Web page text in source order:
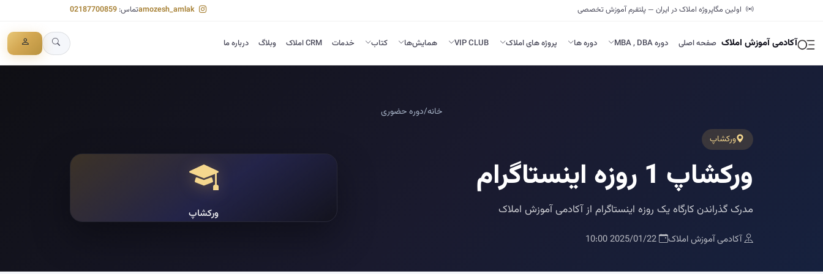
اولین مگاپروژه املاک در ایران — پلتفرم آموزش تخصصی تماس: 02187700859
آکادمی آموزش املاک صفحه اصلی دوره MBA , DBA دوره ها پروژه های املاک VIP CLUB همایش‌ها کتاب خدمات CRM املاک وبلاگ درباره ما
خانه/دوره حضوری
ورکشاپ
ورکشاپ 1 روزه اینستاگرام
مدرک گذراندن کارگاه یک روزه اینستاگرام از آکادمی آموزش املاک
آکادمی آموزش املاک
ورکشاپ